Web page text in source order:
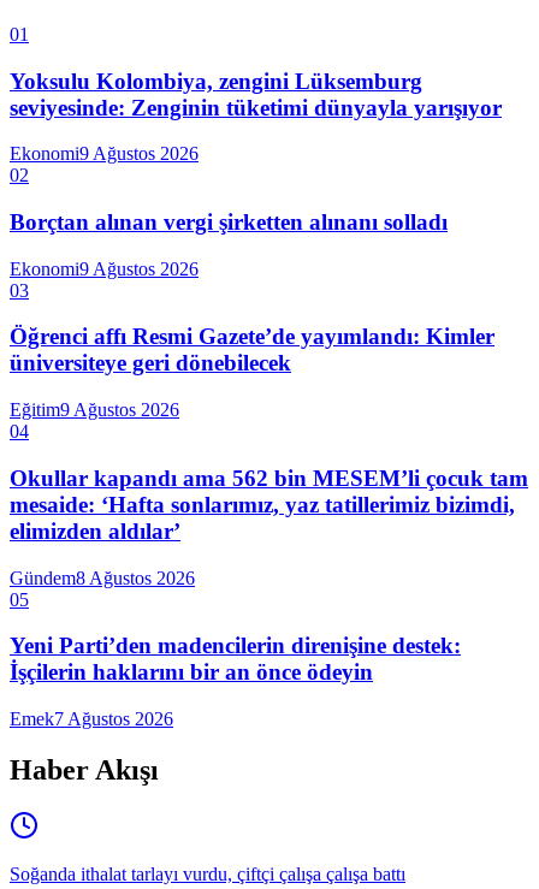
01
Yoksulu Kolombiya, zengini Lüksemburg
seviyesinde: Zenginin tüketimi dünyayla yarışıyor
Ekonomi9 Ağustos 2026
02
Borçtan alınan vergi şirketten alınanı solladı
Ekonomi9 Ağustos 2026
03
Öğrenci affı Resmi Gazete’de yayımlandı: Kimler
üniversiteye geri dönebilecek
Eğitim9 Ağustos 2026
04
Okullar kapandı ama 562 bin MESEM’li çocuk tam
mesaide: ‘Hafta sonlarımız, yaz tatillerimiz bizimdi,
elimizden aldılar’
Gündem8 Ağustos 2026
05
Yeni Parti’den madencilerin direnişine destek:
İşçilerin haklarını bir an önce ödeyin
Emek7 Ağustos 2026
Haber Akışı
Soğanda ithalat tarlayı vurdu, çiftçi çalışa çalışa battı